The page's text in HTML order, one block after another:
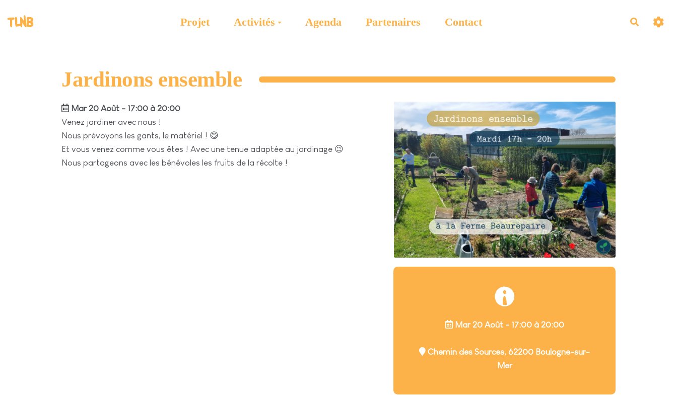
TLNB Projet Activités Agenda Partenaires Contact
Jardinons ensemble
Mar 20 Août - 17:00 à 20:00
Venez jardiner avec nous !
Nous prévoyons les gants, le matériel ! 😋
Et vous venez comme vous êtes ! Avec une tenue adaptée au jardinage 😉
Nous partageons avec les bénévoles les fruits de la récolte !
Mar 20 Août - 17:00 à 20:00
Chemin des Sources, 62200 Boulogne-sur-
Mer